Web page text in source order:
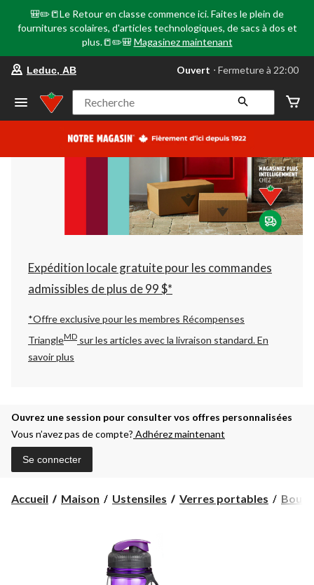
🎒✏️📒Le Retour en classe commence ici. Faites le plein de
fournitures scolaires, d'articles technologiques, de sacs à dos et
plus.📒✏️🎒 Magasinez maintenant
votre
préféré
Leduc,
AB,
courament
Fermeture
à
22:00
cliquer
pour
changer
Leduc, AB Ouvert ⋅ Fermeture à 22:00
Recherche
Expédition locale gratuite pour les commandes
admissibles de plus de 99 $*
*Offre exclusive pour les membres Récompenses
TriangleMD sur les articles avec la livraison standard.En
savoir plus
Ouvrez une session pour consulter vos offres personnalisées
Vous n’avez pas de compte? Adhérez maintenant
Se connecter
Accueil Maison Ustensiles Verres portables